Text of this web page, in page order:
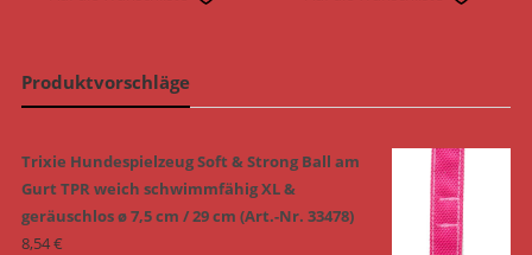
Produktvorschläge
Trixie Hundespielzeug Soft & Strong Ball am
Gurt TPR weich schwimmfähig XL &
geräuschlos ø 7,5 cm / 29 cm (Art.-Nr. 33478)
8,54€